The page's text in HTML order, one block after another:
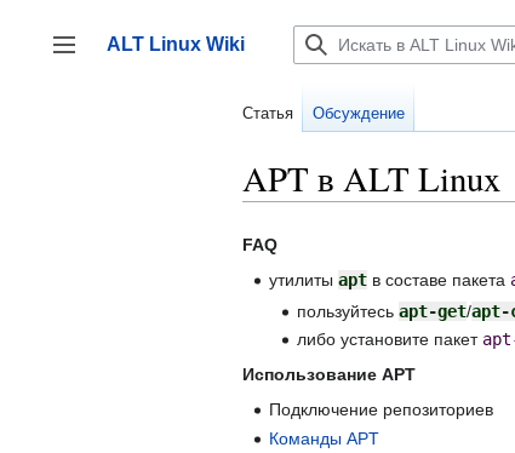
содержанию
Переключить боковую панель
ALT Linux Wiki
Статья Обсуждение
APT в ALT Linux
FAQ
утилитыapt в составе пакета
пользуйтесь apt-get/apt-
либо установите пакет
Использование APT
Подключение репозиториев
Команды APT